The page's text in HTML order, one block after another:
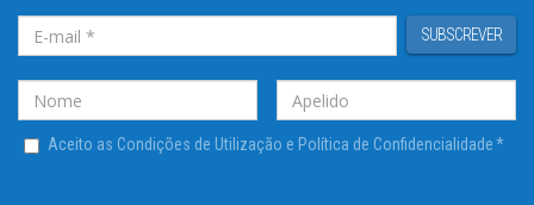
SUBSCREVER
Aceito as Condições de Utilização e Política de Confidencialidade*